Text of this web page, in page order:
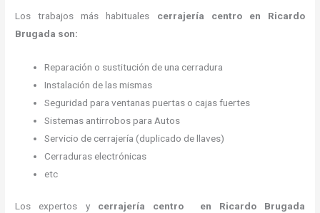
Los trabajos más habituales cerrajería centro en Ricardo
Brugada son:
Reparación o sustitución de una cerradura
Instalación de las mismas
Seguridad para ventanas puertas o cajas fuertes
Sistemas antirrobos para Autos
Servicio de cerrajería (duplicado de llaves)
Cerraduras electrónicas
etc
Los expertos y cerrajería centro
en Ricardo Brugada